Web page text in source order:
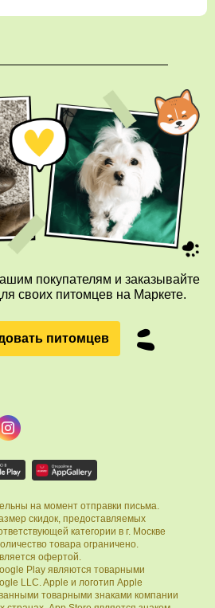
покупателям и заказывайте
своих питомцев на Маркете.
питомцев
на момент отправки письма.
скидок, предоставляемых
категории в г‌. Москве
товара ограничено.
офертой.
Play являются товарными
LLC. Apple и логотип Apple
товарными знаками компании